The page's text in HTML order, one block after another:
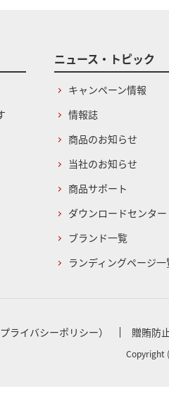
ニュース・トピック
キャンペーン情報
情報誌
商品のお知らせ
当社のお知らせ
商品サポート
ダウンロードセンター
ブランド一覧
ランディングページ一
ライバシーポリシー） 贈賄防
Copyright